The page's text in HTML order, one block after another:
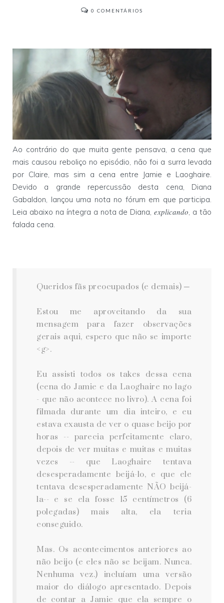
0 COMENTÁRIOS
Ao contrário do que muita gente pensava, a cena que
mais causou reboliço no episódio, não foi a surra levada
por Claire, mas sim a cena entre Jamie e Laoghaire.
Devido a grande repercussão desta cena, Diana
Gabaldon, lançou uma nota no fórum em que participa.
Leia abaixo na íntegra a nota de Diana,explicando, a tão
falada cena.
Queridos fãs preocupados (e demais) ─
Estou me aproveitando da sua
mensagem para fazer observações
gerais aqui, espero que não se importe
<g>.
Eu assisti todos os takes dessa cena
(cena do Jamie e da Laoghaire no lago
- que não acontece no livro). A cena foi
filmada durante um dia inteiro, e eu
estava exausta de ver o quase beijo por
horas -- parecia perfeitamente claro,
depois de ver muitas e muitas e muitas
vezes -- que Laoghaire tentava
desesperadamente beijá-lo, e que ele
tentava desesperadamente NÃO beijá-
la-- e se ela fosse 15 centímetros (6
polegadas) mais alta, ela teria
conseguido.
Mas. Os acontecimentos anteriores ao
não beijo (e eles não se beijam. Nunca.
Nenhuma vez.) incluíam uma versão
maior do diálogo apresentado. Depois
de contar a Jamie que ela sempre o